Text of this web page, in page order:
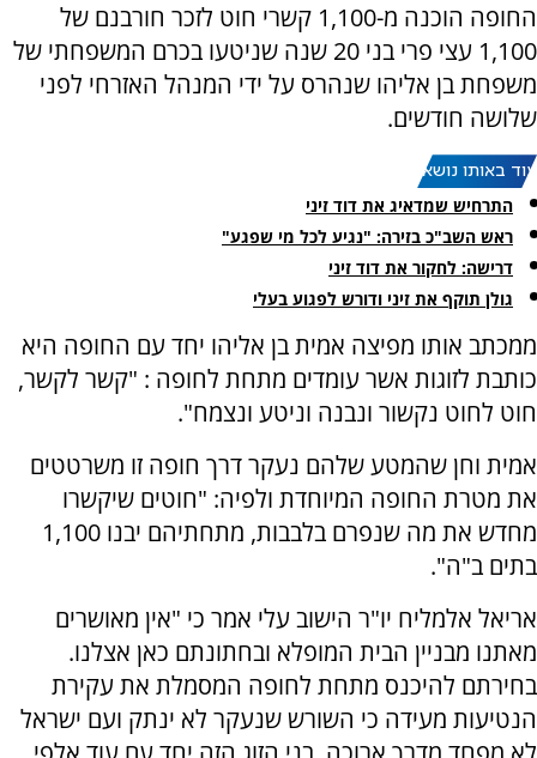
החופה הוכנה מ-1,100 קשרי חוט לזכר חורבנם של
1,100 עצי פרי בני 20 שנה שניטעו בכרם המשפחתי של
משפחת בן אליהו שנהרס על ידי המנהל האזרחי לפני
שלושה חודשים.
עוד באותו נושא:
התרחיש שמדאיג את דוד זיני
ראש השב"כ בזירה: "נגיע לכל מי שפגע"
דרישה: לחקור את דוד זיני
גולן תוקף את זיני ודורש לפגוע בעלי
ממכתב אותו מפיצה אמית בן אליהו יחד עם החופה היא
כותבת לזוגות אשר עומדים מתחת לחופה : "קשר לקשר,
חוט לחוט נקשור ונבנה וניטע ונצמח".
אמית וחן שהמטע שלהם נעקר דרך חופה זו משרטטים
את מטרת החופה המיוחדת ולפיה: "חוטים שיקשרו
מחדש את מה שנפרם בלבבות, מתחתיהם יבנו 1,100
בתים ב"ה".
אריאל אלמליח יו"ר הישוב עלי אמר כי "אין מאושרים
מאתנו מבניין הבית המופלא ובחתונתם כאן אצלנו.
בחירתם להיכנס מתחת לחופה המסמלת את עקירת
הנטיעות מעידה כי השורש שנעקר לא ינתק ועם ישראל